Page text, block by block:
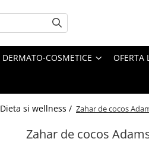
DERMATO-COSMETICE OFERTA
Dieta si wellness / Zahar de cocos
Zahar de cocos